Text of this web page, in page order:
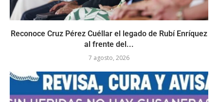
Reconoce Cruz Pérez Cuéllar el legado de Rubí Enríquez
al frente del...
7 agosto, 2026